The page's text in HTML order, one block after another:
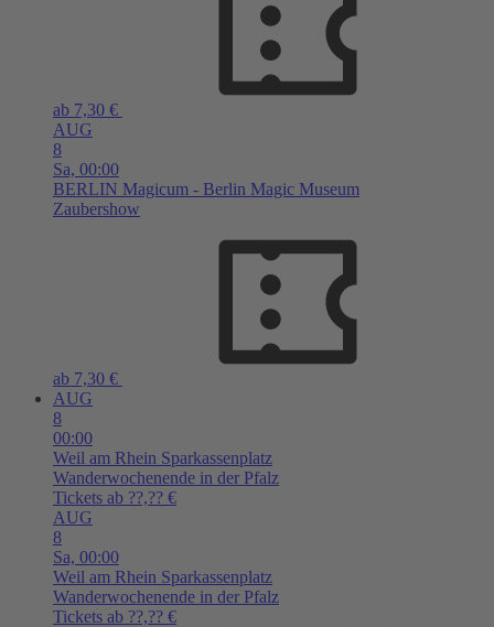
ab 7,30 €
AUG
8
Sa, 00:00
BERLIN Magicum - Berlin Magic Museum
Zaubershow
ab 7,30 €
AUG
8
00:00
Weil am Rhein Sparkassenplatz
Wanderwochenende in der Pfalz
Tickets ab ??,?? €
AUG
8
Sa, 00:00
Weil am Rhein Sparkassenplatz
Wanderwochenende in der Pfalz
Tickets ab ??,?? €